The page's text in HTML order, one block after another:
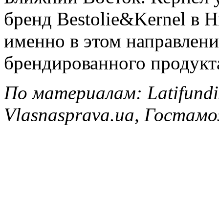
бренд Bestolie&Kernel в
именно в этом
брендированного
По материалам:
Vlasnasprava.ua,